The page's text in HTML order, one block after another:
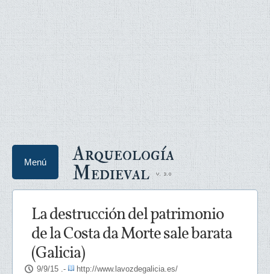
Arqueología
Medieval
Menú
La destrucción del patrimonio
de la Costa da Morte sale barata
(Galicia)
9/9/15 .- http://www.lavozdegalicia.es/